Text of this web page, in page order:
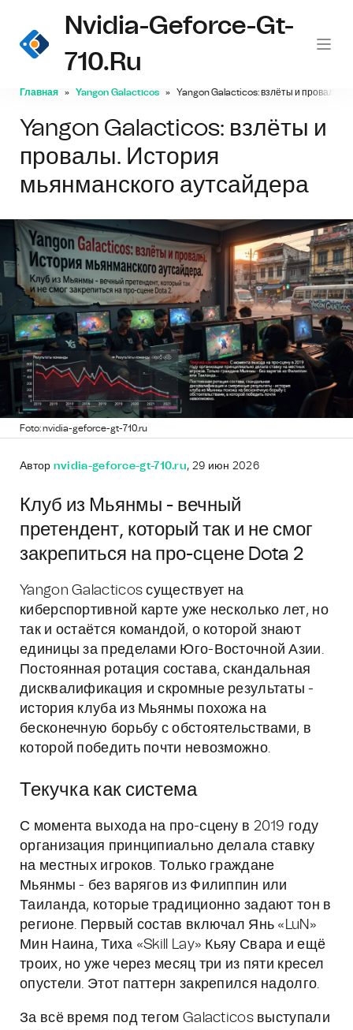
Nvidia-Geforce-Gt-
710.ru
Главная Yangon Galacticos Yangon Galacticos: взлёты и провалы.
Yangon Galacticos: взлёты и
провалы. История
мьянманского аутсайдера
Foto: nvidia-geforce-gt-710.ru
Автор nvidia-geforce-gt-710.ru, 29 июн 2026
Клуб из Мьянмы - вечный
претендент, который так и не смог
закрепиться на про-сцене Dota 2
Yangon Galacticos существует на
киберспортивной карте уже несколько лет, но
так и остаётся командой, о которой знают
единицы за пределами Юго-Восточной Азии.
Постоянная ротация состава, скандальная
дисквалификация и скромные результаты -
история клуба из Мьянмы похожа на
бесконечную борьбу с обстоятельствами, в
которой победить почти невозможно.
Текучка как система
С момента выхода на про-сцену в 2019 году
организация принципиально делала ставку
на местных игроков. Только граждане
Мьянмы - без варягов из Филиппин или
Таиланда, которые традиционно задают тон в
регионе. Первый состав включал Янь «LuN»
Мин Наина, Тиха «Skill Lay» Кьяу Свара и ещё
троих, но уже через месяц три из пяти кресел
опустели. Этот паттерн закрепился надолго.
За всё время под тегом Galacticos выступали